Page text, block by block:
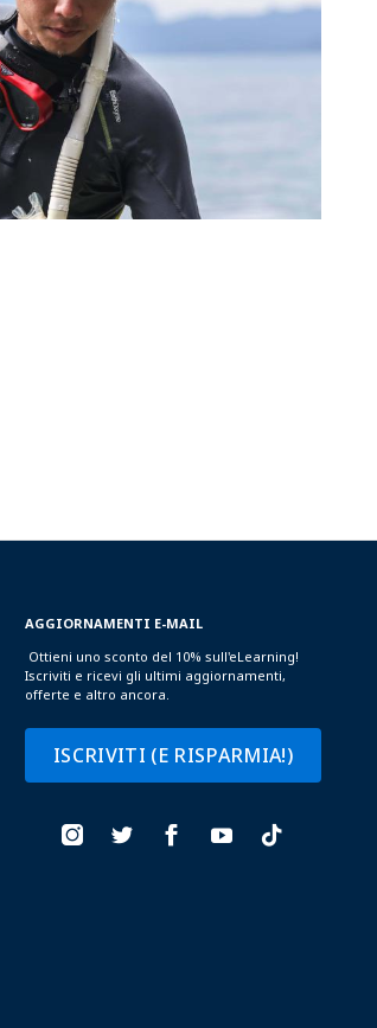
AGGIORNAMENTI E-MAIL
Ottieni uno sconto del 10% sull'eLearning!
Iscriviti e ricevi gli ultimi aggiornamenti,
offerte e altro ancora.
ISCRIVITI (E RISPARMIA!)